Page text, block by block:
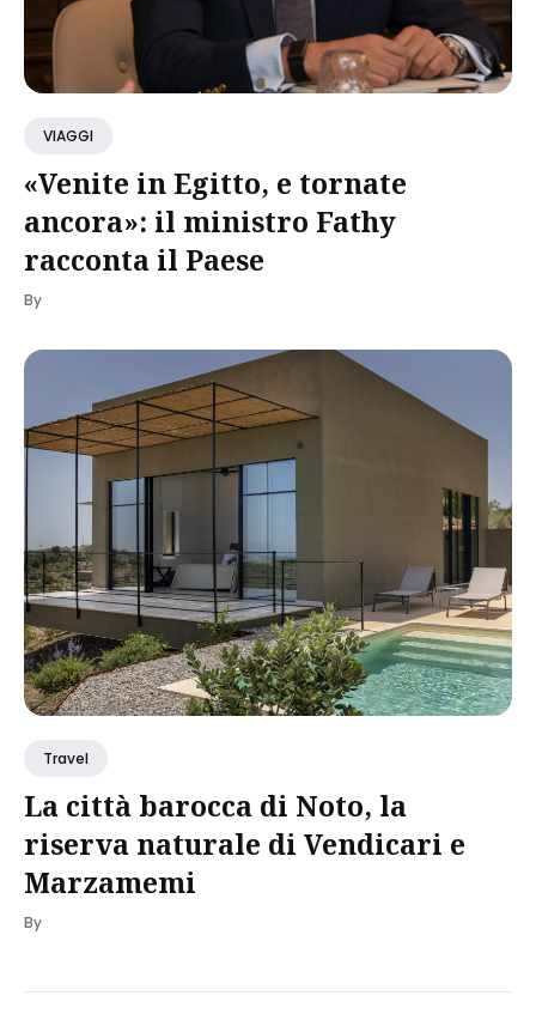
VIAGGI
«Venite in Egitto, e tornate
ancora»: il ministro Fathy
racconta il Paese
By
Travel
La città barocca di Noto, la
riserva naturale di Vendicari e
Marzamemi
By